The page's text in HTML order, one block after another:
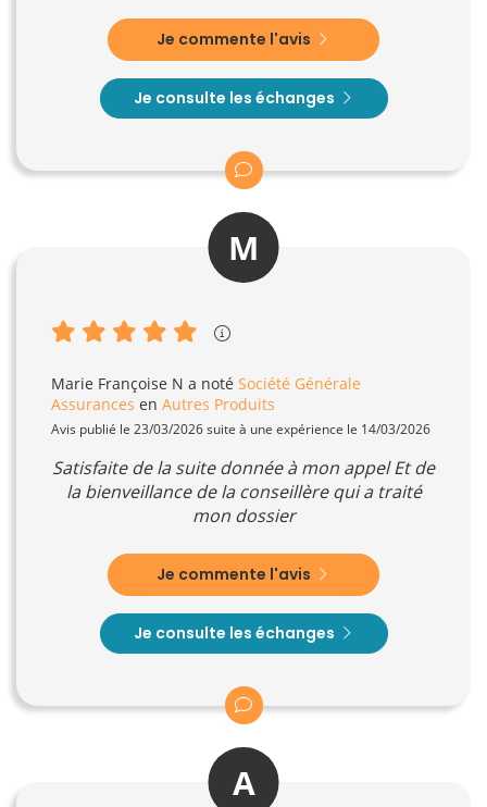
Je commente l'avis
Je consulte les échanges
M
Marie Françoise N a noté Société Générale
Assurances en Autres Produits
Avis publié le 23/03/2026 suite à une expérience le 14/03/2026
Satisfaite de la suite donnée à mon appel Et de
la bienveillance de la conseillère qui a traité
mon dossier
Je commente l'avis
Je consulte les échanges
A